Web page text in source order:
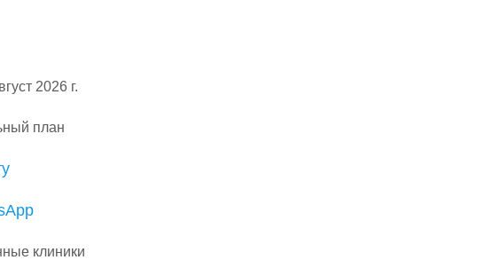
2026 г.
план
клиники